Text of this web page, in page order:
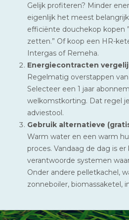
Gelijk profiteren? Minder
eigenlijk het meest
efficiënte douchekop kopen
zetten.” Of koop een HR-
Intergas of Remeha.
Energiecontracten
Regelmatig overstappen
Selecteer een 1 jaar
welkomstkorting. Dat regel
adviestool.
Gebruik alternatieve
Warm water en een warm
proces. Vandaag de dag is
verantwoorde systemen
Onder andere pelletkachel,
zonneboiler, biomassaketel,